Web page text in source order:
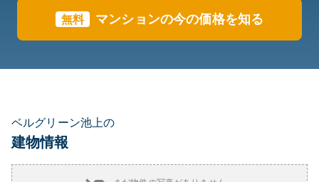
無料 マンションの今の価格を知る
ベルグリーン池上の
建物情報